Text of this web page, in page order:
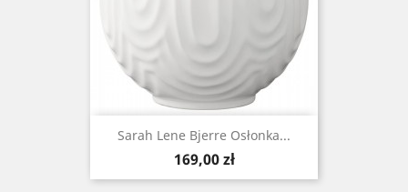
Sarah Lene Bjerre Osłonka...
Cena
169,00 zł